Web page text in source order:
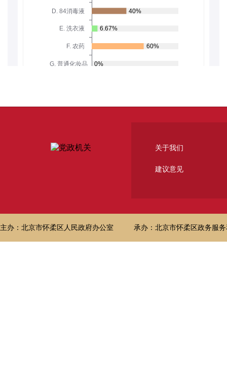
关于我们
建议意见
主办：北京市怀柔区人民政府办公室 承办：北京市怀柔区政务服